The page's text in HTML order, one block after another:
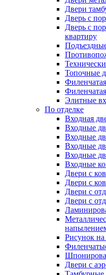
Двери
Дверь с
Дверь с
квартиру
Топочные
Элитные
По отделке
Входная
Входные
Входные
Входные
Входные
Входные
Двери с
Двери с
Двери с
Двери с
Рисунок на
Двери с